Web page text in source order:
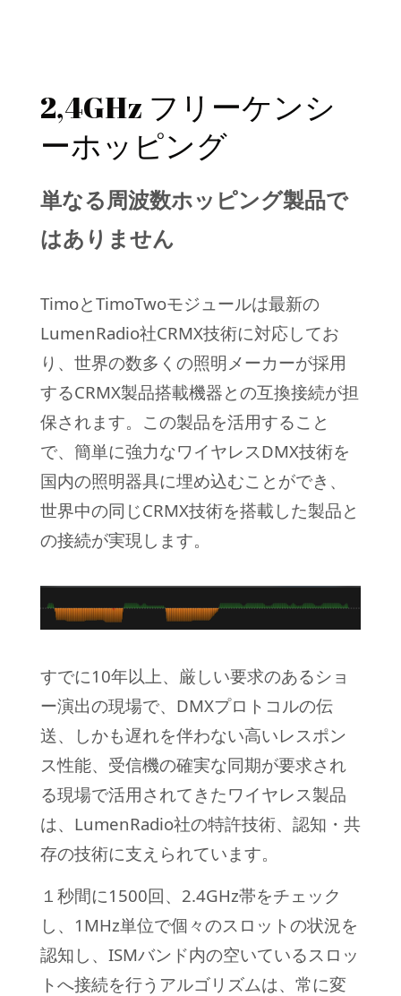
2,4GHz フリーケンシ
ーホッピング
単なる周波数ホッピング製品で
はありません
TimoとTimoTwoモジュールは最新の
LumenRadio社CRMX技術に対応してお
り、世界の数多くの照明メーカーが採用
するCRMX製品搭載機器との互換接続が担
保されます。この製品を活用すること
で、簡単に強力なワイヤレスDMX技術を
国内の照明器具に埋め込むことができ、
世界中の同じCRMX技術を搭載した製品と
の接続が実現します。
すでに10年以上、厳しい要求のあるショ
ー演出の現場で、DMXプロトコルの伝
送、しかも遅れを伴わない高いレスポン
ス性能、受信機の確実な同期が要求され
る現場で活用されてきたワイヤレス製品
は、LumenRadio社の特許技術、認知・共
存の技術に支えられています。
１秒間に1500回、2.4GHz帯をチェック
し、1MHz単位で個々のスロットの状況を
認知し、ISMバンド内の空いているスロッ
トへ接続を行うアルゴリズムは、常に変